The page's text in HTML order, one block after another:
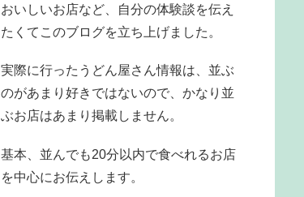
おいしいお店など、自分の体験談を伝え
たくてこのブログを立ち上げました。
実際に行ったうどん屋さん情報は、並ぶ
のがあまり好きではないので、かなり並
ぶお店はあまり掲載しません。
基本、並んでも20分以内で食べれるお店
を中心にお伝えします。